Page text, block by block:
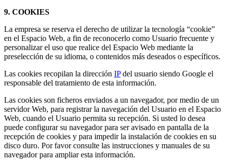
9. COOKIES
La empresa se reserva el derecho de utilizar la tecnología “cookie”
en el Espacio Web, a fin de reconocerlo como Usuario frecuente y
personalizar el uso que realice del Espacio Web mediante la
preselección de su idioma, o contenidos más deseados o específicos.
Las cookies recopilan la dirección IPdel usuario siendo Google el
responsable del tratamiento de esta información.
Las cookies son ficheros enviados a un navegador, por medio de un
servidor Web, para registrar la navegación del Usuario en el Espacio
Web, cuando el Usuario permita su recepción. Si usted lo desea
puede configurar su navegador para ser avisado en pantalla de la
recepción de cookies y para impedir la instalación de cookies en su
disco duro. Por favor consulte las instrucciones y manuales de su
navegador para ampliar esta información.